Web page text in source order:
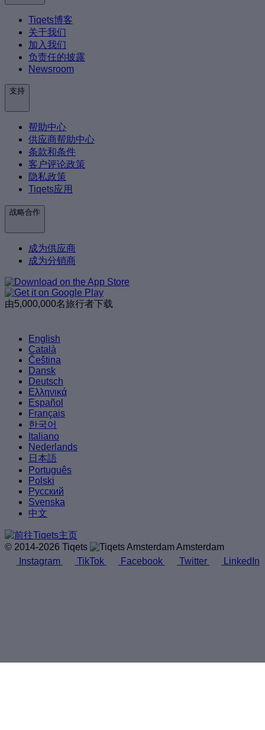
Tiqets博客
关于我们
加入我们
负责任的披露
Newsroom
支持
帮助中心
供应商帮助中心
条款和条件
客户评论政策
隐私政策
Tiqets应用
战略合作
成为供应商
成为分销商
由5,000,000名旅行者下载
English
Català
Čeština
Dansk
Deutsch
Ελληνικά
Español
Français
한국어
Italiano
Nederlands
日本語
Português
Polski
Русский
Svenska
中文
© 2014-2026 Tiqets
Amsterdam
Instagram
TikTok Facebook Twitter LinkedIn